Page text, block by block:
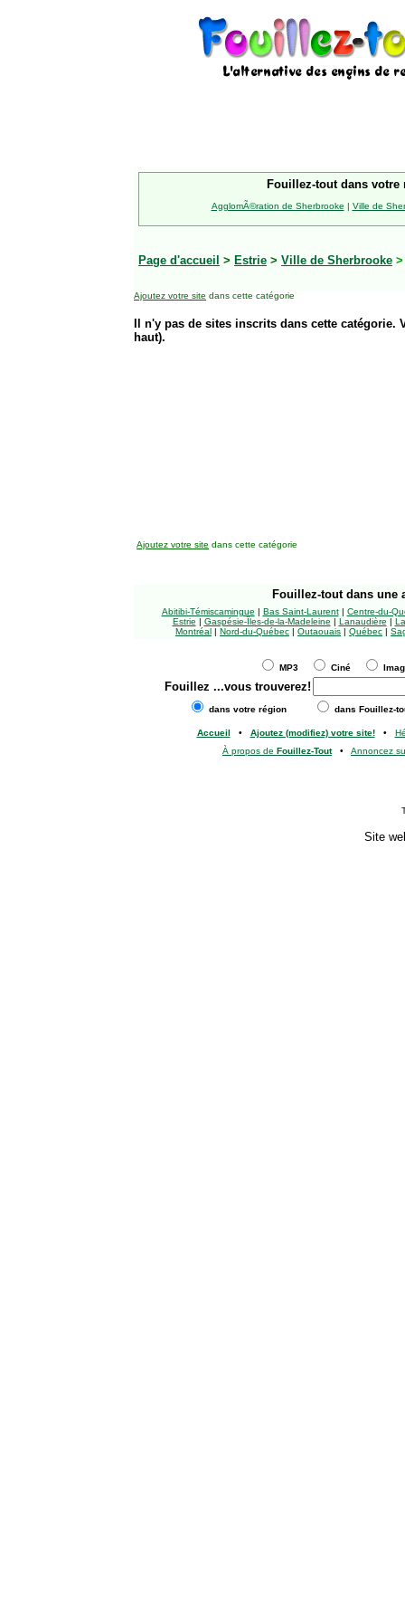
Fouillez-tout dans votre
AgglomÃ©ration de Sherbrooke | Ville de
Page d'accueil > Estrie > Ville de Sherbrooke
Ajoutez votre site dans cette catégorie
Il n'y pas de sites inscrits dans cette
haut).
Ajoutez votre site dans cette catégorie
Fouillez-tout dans une
Abitibi-Témiscamingue | Bas Saint-Laurent| Centre-du-
Estrie | Gaspésie-Îles-de-la-Madeleine | Lanaudière |
Montréal | Nord-du-Québec | Outaouais | Québec |
MP3 Ciné
Fouillez ...vous trouverez!
dans votre région dans Fouillez-
Accueil • Ajoutez (modifiez) votre site!•
À propos de Fouillez-Tout• Annoncez
Site